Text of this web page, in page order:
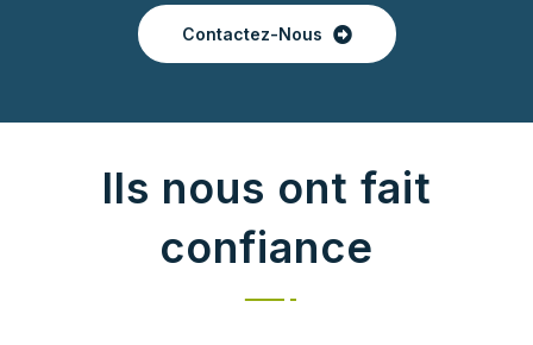
Contactez-Nous
Ils nous ont fait
confiance